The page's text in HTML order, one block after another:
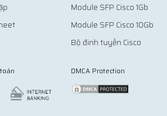
Module SFP Cisco 1Gb
Module SFP Cisco 10Gb
Bộ đinh tuyến Cisco
DMCA Protection